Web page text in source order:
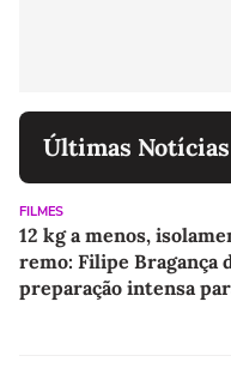
Últimas Notícias
FILMES
12 kg a menos,
remo: Filipe Bragança
preparação intensa